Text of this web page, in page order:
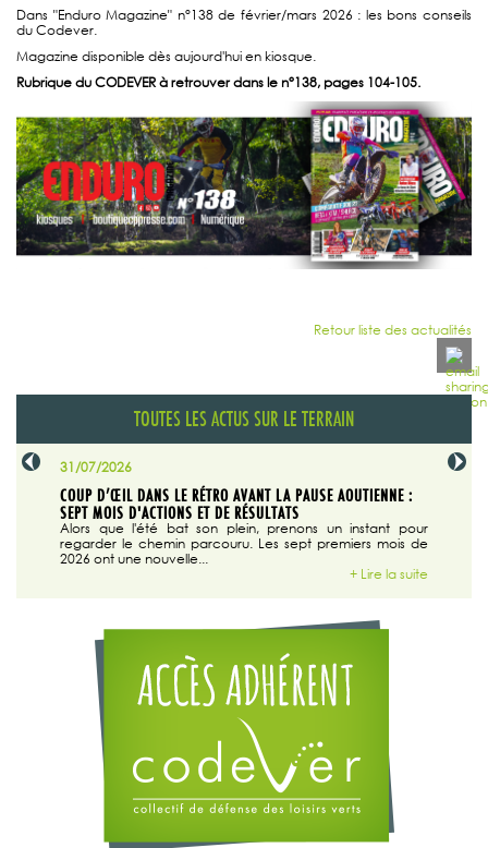
Dans "Enduro Magazine" n°138 de février/mars 2026 : les bons conseils
du Codever.
Magazine disponible dès aujourd'hui en kiosque.
Rubrique du CODEVER à retrouver dans le n°138, pages 104-105.
Retour liste des actualités
TOUTES LES ACTUS SUR LE TERRAIN
31/07/2026
COUP D’ŒIL DANS LE RÉTRO AVANT LA PAUSE AOUTIENNE :
SEPT MOIS D'ACTIONS ET DE RÉSULTATS
Alors que l'été bat son plein, prenons un instant pour
regarder le chemin parcouru. Les sept premiers mois de
2026 ont une nouvelle...
+ Lire la suite
29/07/